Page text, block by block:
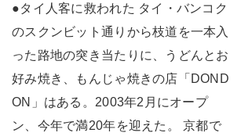
●タイ人客に救われた タイ・バンコク
のスクンビット通りから枝道を一本入
った路地の突き当たりに、うどんとお
好み焼き、もんじゃ焼きの店「DOND
ON」はある。2003年2月にオープ
ン、今年で満20年を迎えた。 京都で